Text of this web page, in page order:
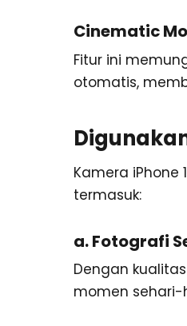
Cinematic
Fitur ini
otomatis,
Kamera
termasuk:
a. Fotografi
Dengan
momen sehari-